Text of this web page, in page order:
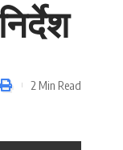
2 Min Read